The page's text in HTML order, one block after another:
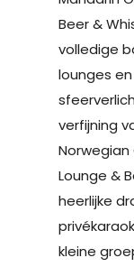
Beer &
volledige
lounges
verfijning
Norwegian
Lounge &
heerlijke
kleine